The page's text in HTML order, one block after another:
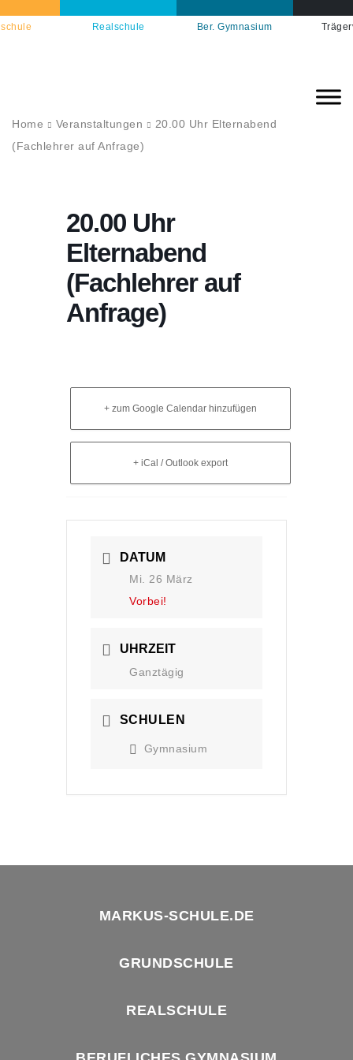
Realschule Ber. Gymnasium
Home Veranstaltungen
20.00 Uhr Elternabend
(Fachlehrer auf Anfrage)
20.00 Uhr
Elternabend
(Fachlehrer auf
Anfrage)
+ zum Google Calendar hinzufügen
+ iCal / Outlook export
DATUM
Mi. 26 März
Vorbei!
UHRZEIT
Ganztägig
SCHULEN
Gymnasium
MARKUS-SCHULE.DE
GRUNDSCHULE
REALSCHULE